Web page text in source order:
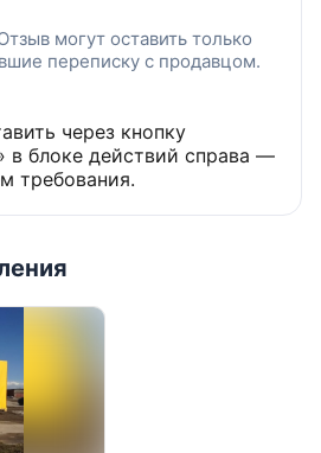
могут оставить только
переписку с продавцом.
через кнопку
в блоке действий справа —
требования.